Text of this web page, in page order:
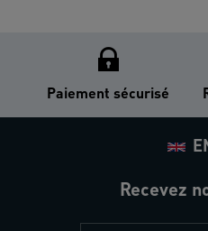
Paiement sécurisé
Recevez